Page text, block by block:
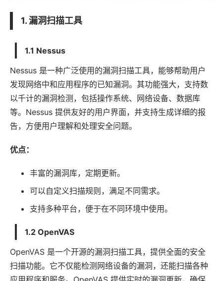
1. 漏洞扫描工具
1.1 Nessus
Nessus 是一种广泛使用的漏洞扫描工具，能够帮助用户
发现网络中和应用程序的已知漏洞。其功能强大，支持数
以千计的漏洞检测，包括操作系统、网络设备、数据库
等。Nessus 提供友好的用户界面，并支持生成详细的报
告，方便用户理解和处理安全问题。
优点：
丰富的漏洞库，定期更新。
可以自定义扫描规则，满足不同需求。
支持多种平台，便于在不同环境中使用。
1.2 OpenVAS
OpenVAS 是一个开源的漏洞扫描工具，提供全面的安全
扫描功能。它不仅能检测网络设备的漏洞，还能扫描各种